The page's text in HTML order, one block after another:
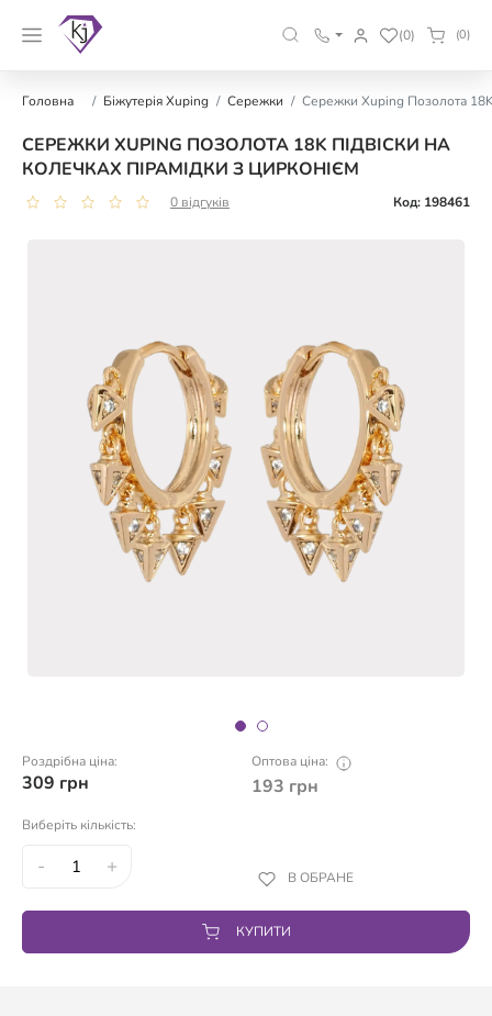
(0) (0)
Головна Біжутерія Xuping Сережки Сережки Xuping Позолота 18K
СЕРЕЖКИ XUPING ПОЗОЛОТА 18K ПІДВІСКИ НА
КОЛЕЧКАХ ПІРАМІДКИ З ЦИРКОНІЄМ
0 відгуків Код: 198461
Роздрібна ціна:
309 грн
Оптова ціна:
193 грн
Виберіть кількість:
- + В ОБРАНЕ
КУПИТИ